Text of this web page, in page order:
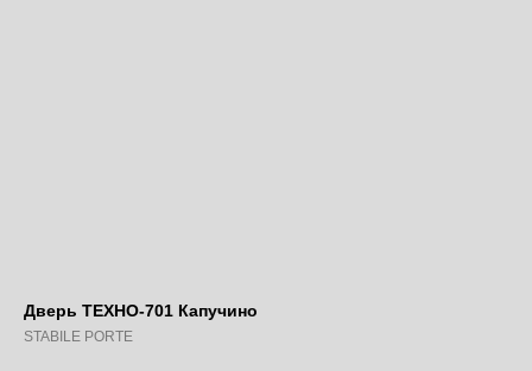
Дверь ТЕХНО-701 Капучино
STABILE PORTE